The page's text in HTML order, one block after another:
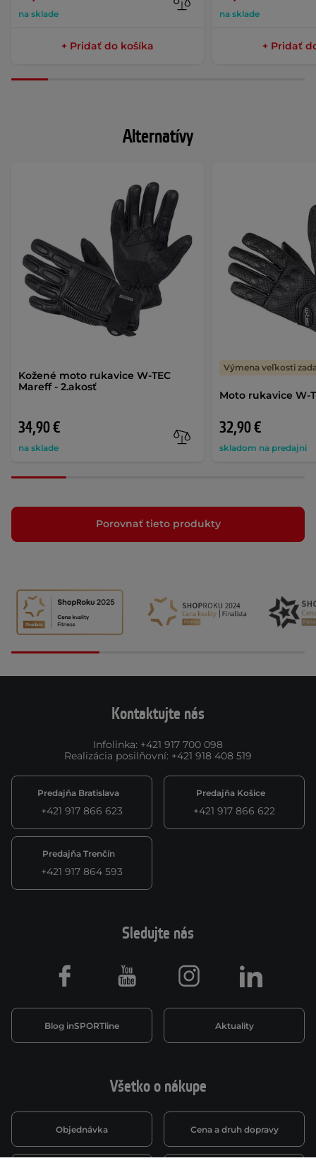
na sklade
+ Pridať do košíka
na sklade
+ Pridať
Alternatívy
Kožené moto rukavice W-TEC
Mareff - 2.akosť
34,90 €
na sklade
Moto rukavice W-
32,90 €
skladom na predajni
Výmena veľkosti
Porovnať tieto produkty
Kontaktujte nás
Infolinka: +421 917 700 098
Realizácia posilňovní: +421 918 408 519
Predajňa Bratislava
+421 917 866 623
Predajňa Košice
+421 917 866 622
Predajňa Trenčín
+421 917 864 593
Všetko o nákupe
Objednávka Cena a druh dopravy
Sledujte nás
Blog inSPORTline Aktuality
Facebook Youtube Instagram LinkedIn